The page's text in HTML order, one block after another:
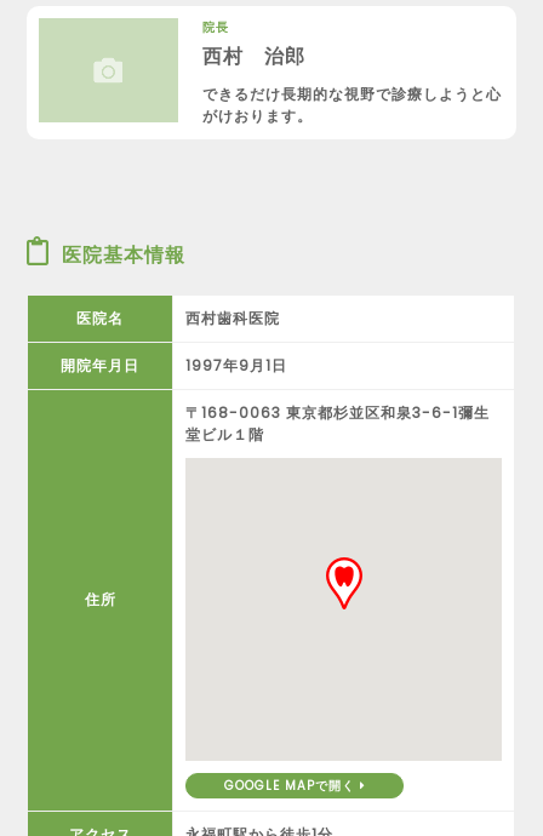
院長
西村 治郎
できるだけ長期的な視野で診療しようと心
がけおります。
医院基本情報
医院名 西村歯科医院
開院年月日 1997年9月1日
住所
〒168-0063 東京都杉並区和泉3-6-1彌生
堂ビル１階
GOOGLE MAPで開く